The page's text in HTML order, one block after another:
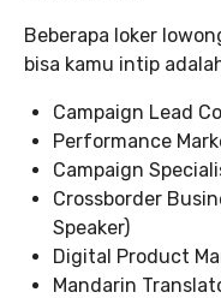
Beberapa loker
bisa kamu intip
Campaign Lead
Performance
Campaign
Crossborder
Speaker)
Digital Product
Mandarin